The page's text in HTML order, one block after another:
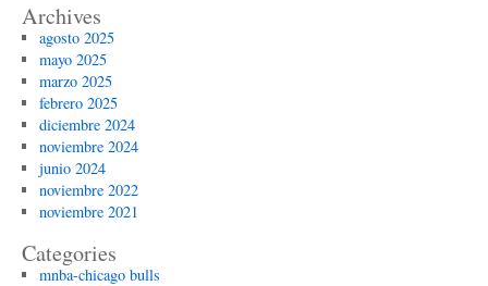
Archives
agosto 2025
mayo 2025
marzo 2025
febrero 2025
diciembre 2024
noviembre 2024
junio 2024
noviembre 2022
noviembre 2021
Categories
mnba-chicago bulls